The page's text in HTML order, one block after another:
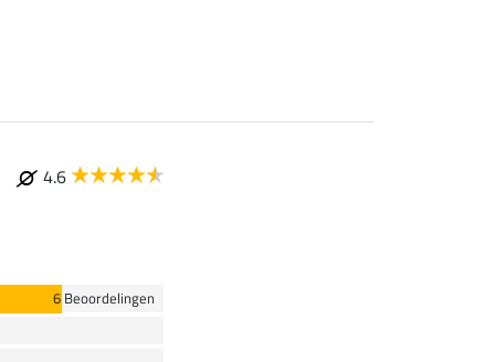
4.6
6 Beoordelingen